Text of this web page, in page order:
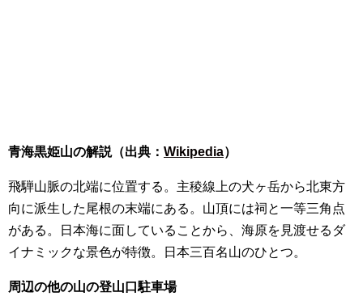
青海黒姫山の解説（出典： Wikipedia）
飛騨山脈の北端に位置する。主稜線上の犬ヶ岳から北東方
向に派生した尾根の末端にある。山頂には祠と一等三角点
がある。日本海に面していることから、海原を見渡せるダ
イナミックな景色が特徴。日本三百名山のひとつ。
周辺の他の山の登山口駐車場